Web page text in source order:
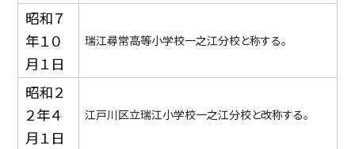
昭和７
年１０
月１日
瑞江尋常高等小学校一之江分校と称する。
昭和２
２年４
月１日
江戸川区立瑞江小学校一之江分校と改称する。